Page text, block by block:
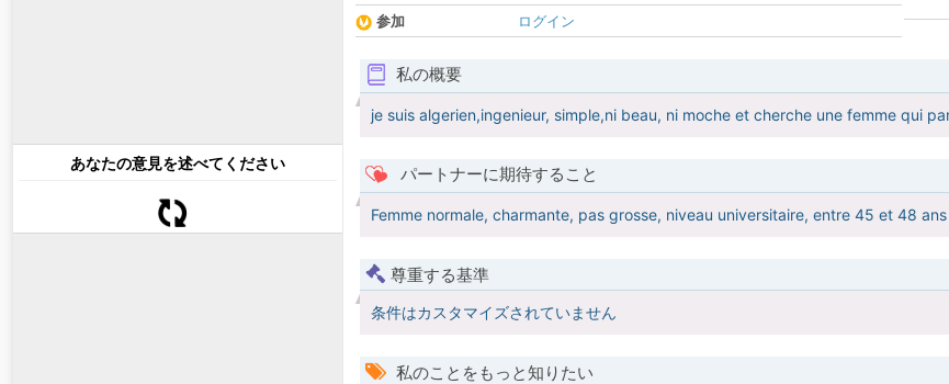
あなたの意見を述べてください
参加
ログイン
私の概要
je suis algerien,ingenieur, simple,ni beau, ni moche et cherche une femme qui
パートナーに期待すること
Femme normale, charmante, pas grosse, niveau universitaire, entre 45 et 48 ans
尊重する基準
条件はカスタマイズされていません
私のことをもっと知りたい